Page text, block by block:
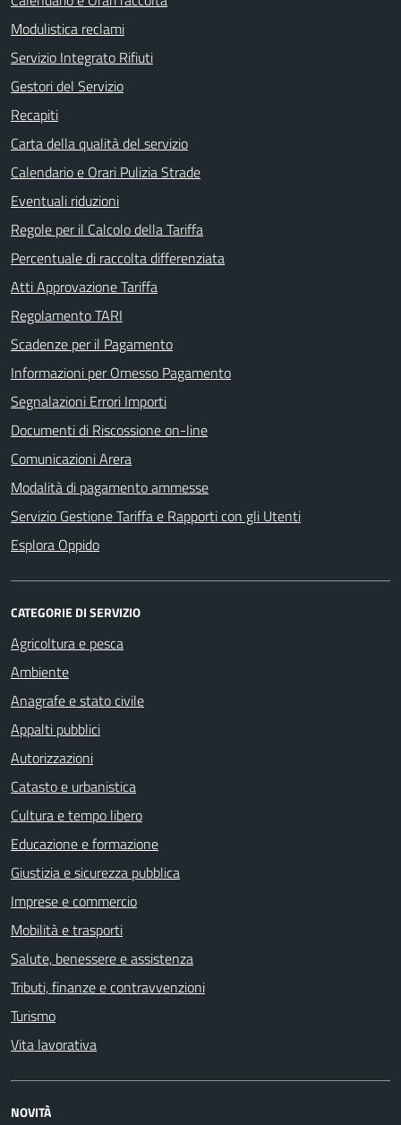
Modulistica reclami
Servizio Integrato Rifiuti
Gestori del Servizio
Recapiti
Carta della qualità del servizio
Calendario e Orari Pulizia Strade
Eventuali riduzioni
Regole per il Calcolo della Tariffa
Percentuale di raccolta differenziata
Atti Approvazione Tariffa
Regolamento TARI
Scadenze per il Pagamento
Informazioni per Omesso Pagamento
Segnalazioni Errori Importi
Documenti di Riscossione on-line
Comunicazioni Arera
Modalità di pagamento ammesse
Servizio Gestione Tariffa e Rapporti con gli Utenti
Esplora Oppido
CATEGORIE DI SERVIZIO
Agricoltura e pesca
Ambiente
Anagrafe e stato civile
Appalti pubblici
Autorizzazioni
Catasto e urbanistica
Cultura e tempo libero
Educazione e formazione
Giustizia e sicurezza pubblica
Imprese e commercio
Mobilità e trasporti
Salute, benessere e assistenza
Tributi, finanze e contravvenzioni
Turismo
Vita lavorativa
NOVITÀ